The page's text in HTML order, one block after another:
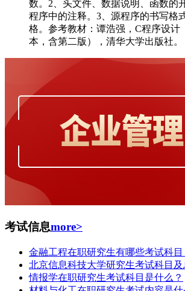
数。2、头文件、数据说明、函数的
程序中的注释。3、源程序的书写格
格。参考教材：谭浩强，C程序设计
本，含第二版），清华大学出版社。
考试信息more>
金融工程在职研究生有哪些考试科目
北京信息科技大学研究生考试科目及
情报学在职研究生考试科目是什么？